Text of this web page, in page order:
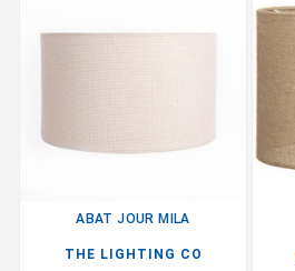
ABAT JOUR MILA
THE LIGHTING CO